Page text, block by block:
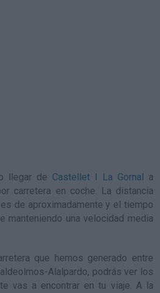
llegar de Castellet I La Gornal a
carretera en coche. La distancia
de aproximadamente y el tiempo
manteniendo una velocidad media
que hemos generado entre
Alalpardo, podrás ver los
vas a encontrar en tu viaje. A la